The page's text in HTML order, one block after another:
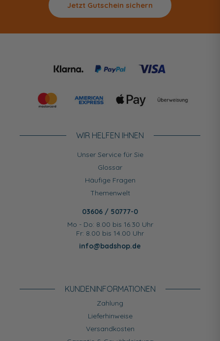
Jetzt Gutschein sichern
WIR HELFEN IHNEN
Unser Service für Sie
Glossar
Häufige Fragen
Themenwelt
03606 / 50777-0
Mo - Do: 8.00 bis 16.30 Uhr
Fr: 8.00 bis 14.00 Uhr
info@badshop.de
KUNDEN­INFORMATIONEN
Zahlung
Lieferhinweise
Versandkosten